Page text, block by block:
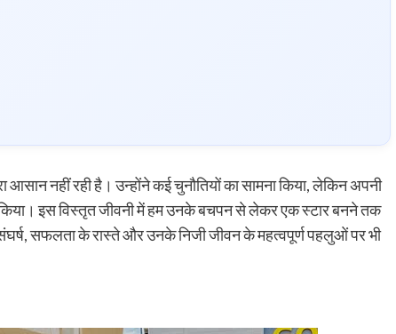
आसान नहीं रही है। उन्होंने कई चुनौतियों का सामना किया, लेकिन अपनी
किया। इस विस्तृत जीवनी में हम उनके बचपन से लेकर एक स्टार बनने तक
सफलता के रास्ते और उनके निजी जीवन के महत्वपूर्ण पहलुओं पर भी